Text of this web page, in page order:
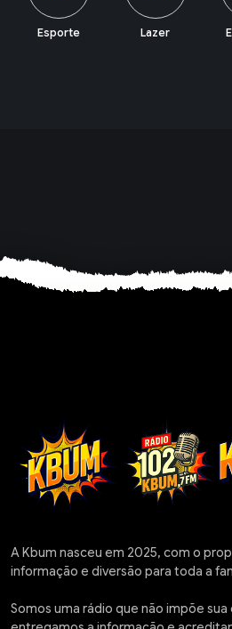
Esporte Lazer
A Kbum nasceu em 2025, com o
informação e diversão para toda a
Somos uma rádio que não impõe